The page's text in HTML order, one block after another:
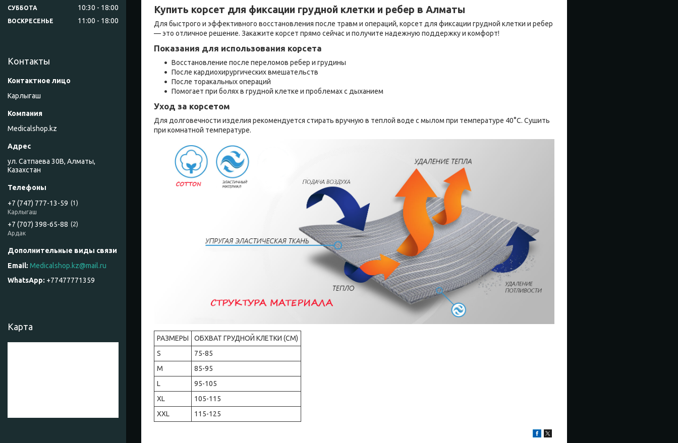
Купить корсет для фиксации грудной клетки и ребер в Алматы
Для быстрого и эффективного восстановления после травм и операций, корсет для фиксации грудной клетки и ребер
— это отличное решение. Закажите корсет прямо сейчас и получите надежную поддержку и комфорт!
Показания для использования корсета
Восстановление после переломов ребер и грудины
После кардиохирургических вмешательств
После торакальных операций
Помогает при болях в грудной клетке и проблемах с дыханием
Уход за корсетом
Для долговечности изделия рекомендуется стирать вручную в теплой воде с мылом при температуре 40°C. Сушить
при комнатной температуре.
РАЗМЕРЫ
ОБХВАТ ГРУДНОЙ КЛЕТКИ (CM)
S
75-85
M
85-95
L
95-105
XL
105-115
XXL
115-125
СУББОТА 10:30 18:00
ВОСКРЕСЕНЬЕ 11:00 18:00
Контакты
Карлыгаш
Medicalshop.kz
ул. Сатпаева 30В, Алматы,
Казахстан
+7 (747) 777-13-59
1
Карлыгаш
+7 (707) 398-65-88
2
Ардак
Medicalshop.kz@mail.ru
+77477771359
Карта